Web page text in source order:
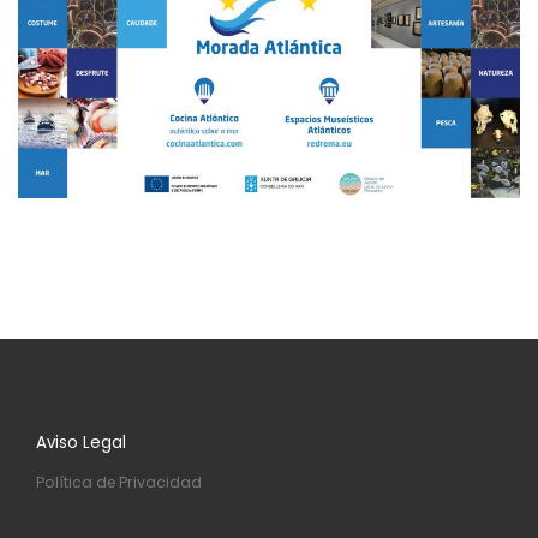
Aviso Legal
Política de Privacidad